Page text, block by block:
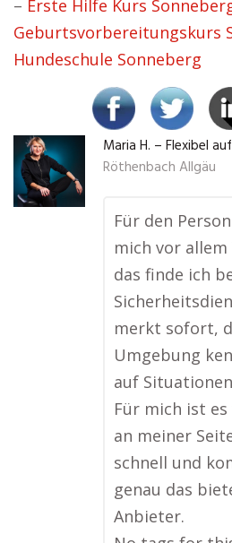
– Erste Hilfe Kurs
Geburtsvorbereitungskurs
Hundeschule Sonneberg
Maria H. – Flexibel
Röthenbach Allgäu
Für den
mich vor
das finde ich
merkt sofort,
Umgebung
auf
Für mich ist
an meiner
schnell und
genau das
Anbieter.